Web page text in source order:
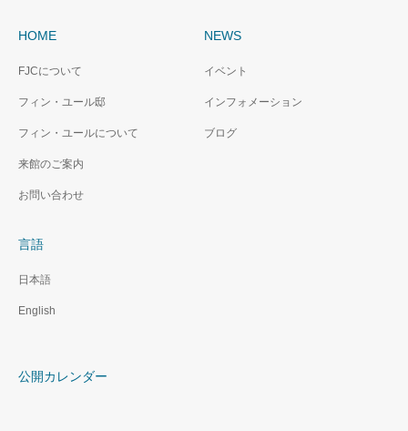
HOME
FJCについて
フィン・ユール邸
フィン・ユールについて
来館のご案内
お問い合わせ
NEWS
イベント
インフォメーション
ブログ
言語
日本語
English
公開カレンダー